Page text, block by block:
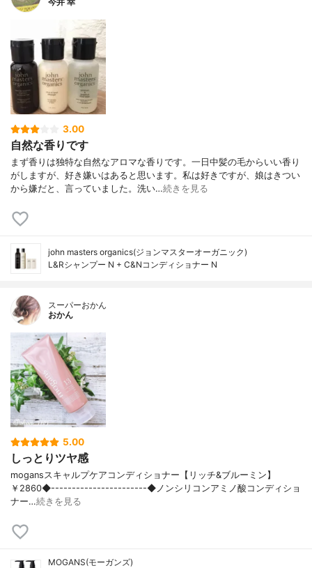
3.00
自然な香りです
まず香りは独特な自然なアロマな香りです。一日中髪の毛からいい香り
がしますが、好き嫌いはあると思います。私は好きですが、娘はきつい
から嫌だと、言っていました。洗い…続きを見る
john masters organics(ジョンマスターオーガニック)
L&Rシャンプー N + C&Nコンディショナー N
スーパーおかん
おかん
5.00
しっとりツヤ感
mogansスキャルプケアコンディショナー【リッチ&ブルーミン】
￥2860◆-----------------------◆ノンシリコンアミノ酸コンディショ
ナー…続きを見る
MOGANS(モーガンズ)